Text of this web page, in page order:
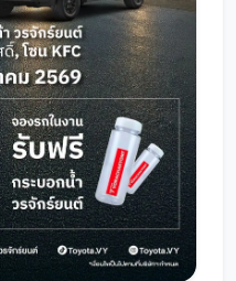
ะนัดหมาย